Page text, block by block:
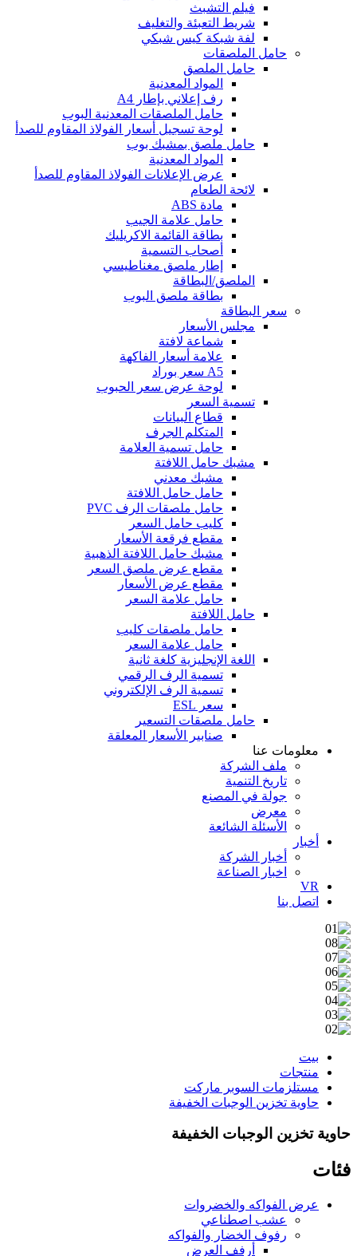
فيلم التشبث
شريط التعبئة والتغليف
لفة شبكة كيس شبكي
حامل الملصقات
حامل الملصق
المواد المعدنية
رف إعلاني بإطار A4
حامل الملصقات المعدنية البوب
لوحة تسجيل أسعار الفولاذ المقاوم للصدأ
حامل ملصق بمشبك بوب
المواد المعدنية
عرض الإعلانات الفولاذ المقاوم للصدأ
لائحة الطعام
مادة ABS
حامل علامة الجيب
بطاقة القائمة الاكريليك
أصحاب التسمية
إطار ملصق مغناطيسي
الملصق/البطاقة
بطاقة ملصق البوب
سعر البطاقة
مجلس الأسعار
شماعة لافتة
علامة أسعار الفاكهة
A5 سعر بوراد
لوحة عرض سعر الحبوب
تسمية السعر
قطاع البيانات
المتكلم الجرف
حامل تسمية العلامة
مشبك حامل اللافتة
مشبك معدني
حامل حامل اللافتة
حامل ملصقات الرف PVC
كليب حامل السعر
مقطع فرقعة الأسعار
مشبك حامل اللافتة الذهبية
مقطع عرض ملصق السعر
مقطع عرض الأسعار
حامل علامة السعر
حامل اللافتة
حامل ملصقات كليب
حامل علامة السعر
اللغة الإنجليزية كلغة ثانية
تسمية الرف الرقمي
تسمية الرف الإلكتروني
سعر ESL
حامل ملصقات التسعير
صنابير الأسعار المعلقة
معلومات عنا
ملف الشركة
تاريخ التنمية
جولة في المصنع
معرض
الأسئلة الشائعة
أخبار
أخبار الشركة
اخبار الصناعة
VR
اتصل بنا
بيت
منتجات
مستلزمات السوبر ماركت
حاوية تخزين الوجبات الخفيفة
حاوية تخزين الوجبات الخفيفة
فئات
عرض الفواكه والخضروات
عشب اصطناعي
رفوف الخضار والفواكه
أرفف العرض